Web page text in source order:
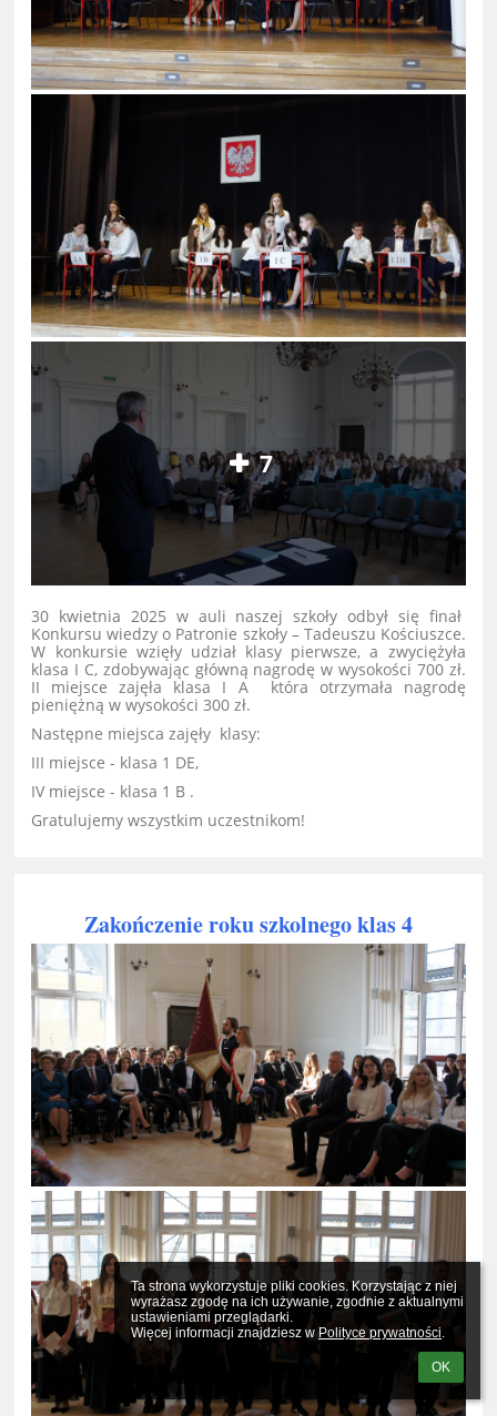
Ta strona wykorzystuje pliki cookies. Korzystając z niej
wyrażasz zgodę na ich używanie, zgodnie z aktualnymi
ustawieniami przeglądarki.
Więcej informacji znajdziesz w Polityce prywatności.
OK
7
30 kwietnia 2025 w auli naszej szkoły odbył się finał
Konkursu wiedzy o Patronie szkoły – Tadeuszu Kościuszce.
W konkursie wzięły udział klasy pierwsze, a zwyciężyła
klasa I C, zdobywając główną nagrodę w wysokości 700 zł.
II miejsce zajęła klasa I A która otrzymała nagrodę
pieniężną w wysokości 300 zł.
Następne miejsca zajęły klasy:
III miejsce - klasa 1 DE,
IV miejsce - klasa 1 B .
Gratulujemy wszystkim uczestnikom!
Zakończenie roku szkolnego klas 4